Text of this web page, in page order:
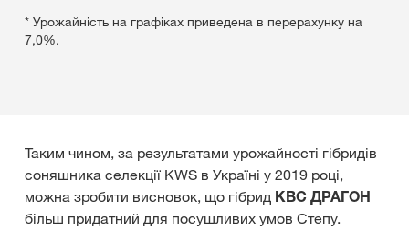
* Урожайність на графіках приведена в перерахунку на
7,0%.
Таким чином, за результатами урожайності гібридів
соняшника селекції KWS в Україні у 2019 році,
можна зробити висновок, що гібрид КВС ДРАГОН
більш придатний для посушливих умов Степу.